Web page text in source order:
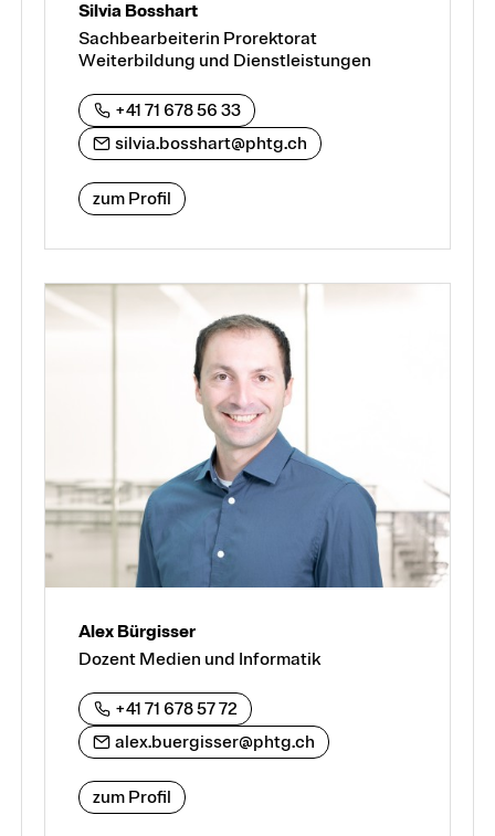
Silvia Bosshart
Sachbearbeiterin Prorektorat
Weiterbildung und Dienstleistungen
+41 71 678 56 33
silvia.bosshart@phtg.ch
zum Profil
Alex Bürgisser
Dozent Medien und Informatik
+41 71 678 57 72
alex.buergisser@phtg.ch
zum Profil